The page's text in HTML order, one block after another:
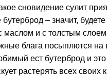
сновидение сулит
– значит,
маслом и с толстым
блага посыплются на
ест бутерброд и
растерять всех